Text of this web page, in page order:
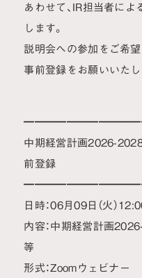
あわせて、IR担当者に
します。
説明会への参加をご希
事前登録をお願いいたし
中期経営計画2026-
前登録
日時：06月09日（火）
内容：中期経営計画
等
形式：Zoomウェビナー